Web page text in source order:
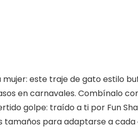
mujer: este traje de gato estilo
en carnavales. Combínalo
golpe: traído a ti por Fun
tamaños para adaptarse a cada